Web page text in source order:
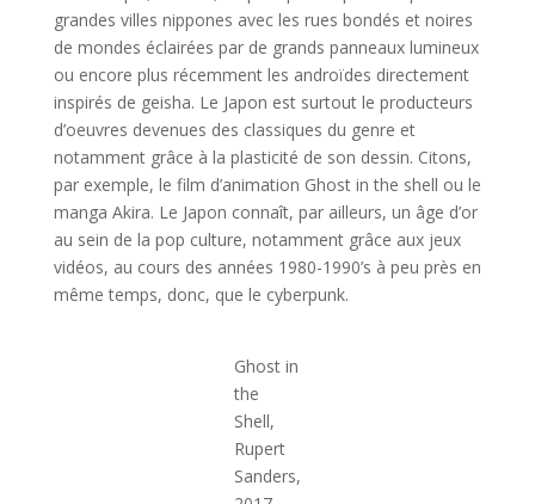
grandes villes nippones avec les rues bondés et noires
de mondes éclairées par de grands panneaux lumineux
ou encore plus récemment les androïdes directement
inspirés de geisha. Le Japon est surtout le producteurs
d’oeuvres devenues des classiques du genre et
notamment grâce à la plasticité de son dessin. Citons,
par exemple, le film d’animation Ghost in the shell ou le
manga Akira. Le Japon connaît, par ailleurs, un âge d’or
au sein de la pop culture, notamment grâce aux jeux
vidéos, au cours des années 1980-1990’s à peu près en
même temps, donc, que le cyberpunk.
Ghost in
the
Shell,
Rupert
Sanders,